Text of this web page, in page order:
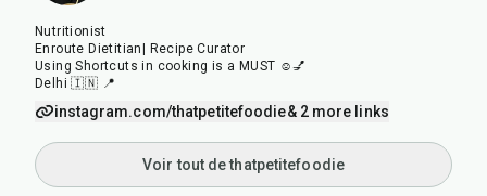
Nutritionist
Enroute Dietitian| Recipe Curator
Using Shortcuts in cooking is a MUST ☺️💅
Delhi 🇮🇳 📍
instagram.com/thatpetitefoodie& 2 more links
Voir tout de thatpetitefoodie